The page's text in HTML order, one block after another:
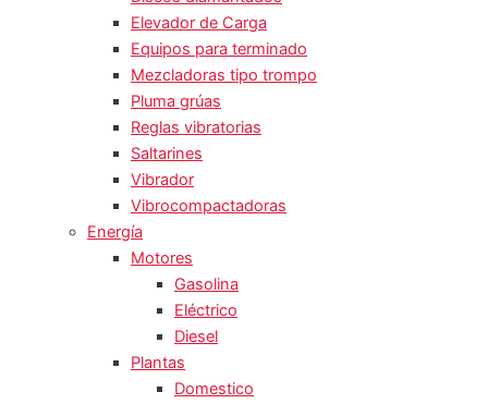
Elevador de Carga
Equipos para terminado
Mezcladoras tipo trompo
Pluma grúas
Reglas vibratorias
Saltarines
Vibrador
Vibrocompactadoras
Energía
Motores
Gasolina
Eléctrico
Diesel
Plantas
Domestico